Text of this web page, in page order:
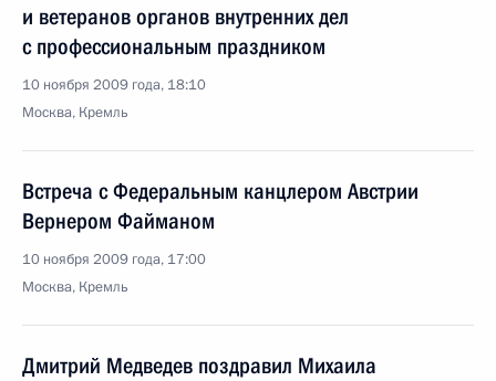
и ветеранов органов внутренних дел
с профессиональным праздником
10 ноября 2009 года, 18:10
Москва, Кремль
Встреча с Федеральным канцлером Австрии
Вернером Файманом
10 ноября 2009 года, 17:00
Москва, Кремль
Дмитрий Медведев поздравил Михаила